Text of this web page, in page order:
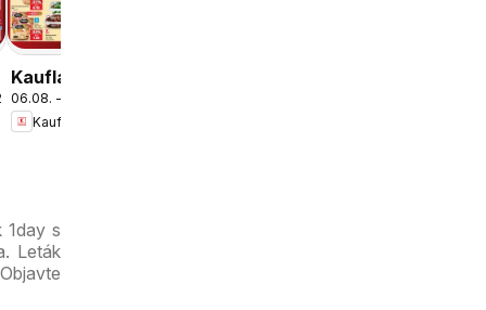
Kaufland
Bratislava-
Petržalka-
06.08. - 12.08.2026
Kaufland
1day s
Leták